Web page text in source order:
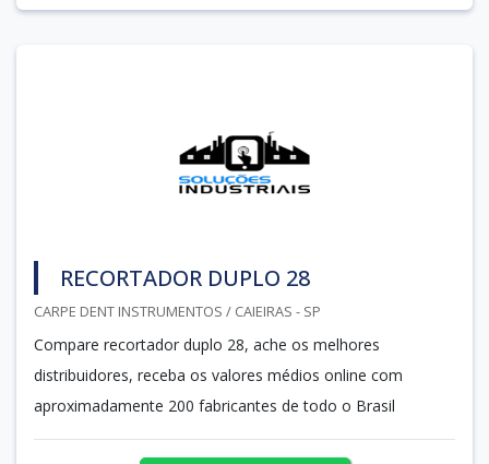
RECORTADOR DUPLO 28
CARPE DENT INSTRUMENTOS / CAIEIRAS - SP
Compare recortador duplo 28, ache os melhores
distribuidores, receba os valores médios online com
aproximadamente 200 fabricantes de todo o Brasil